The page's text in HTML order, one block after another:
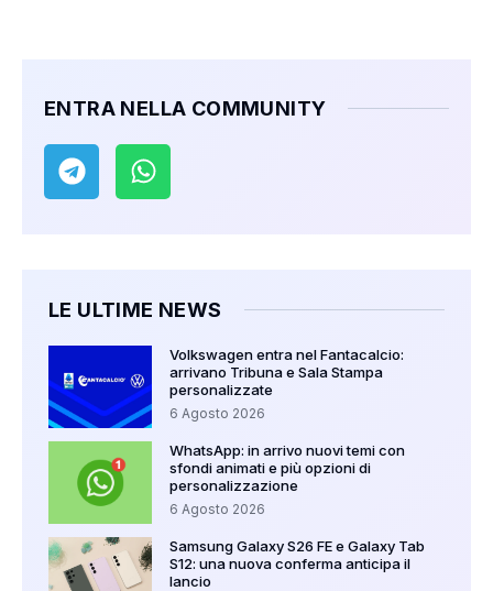
ENTRA NELLA COMMUNITY
LE ULTIME NEWS
Volkswagen entra nel Fantacalcio:
arrivano Tribuna e Sala Stampa
personalizzate
6 Agosto 2026
WhatsApp: in arrivo nuovi temi con
sfondi animati e più opzioni di
personalizzazione
6 Agosto 2026
Samsung Galaxy S26 FE e Galaxy Tab
S12: una nuova conferma anticipa il
lancio